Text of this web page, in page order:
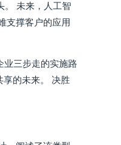
。 未来，人工智
支撑客户的应用
业三步走的实施路
享的未来。 决胜